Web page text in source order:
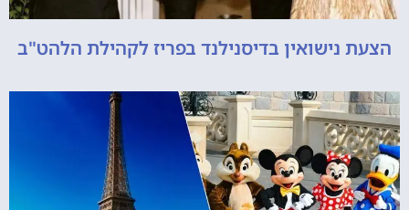
הצעת נישואין בדיסנילנד בפריז לקהילת הלהט"ב